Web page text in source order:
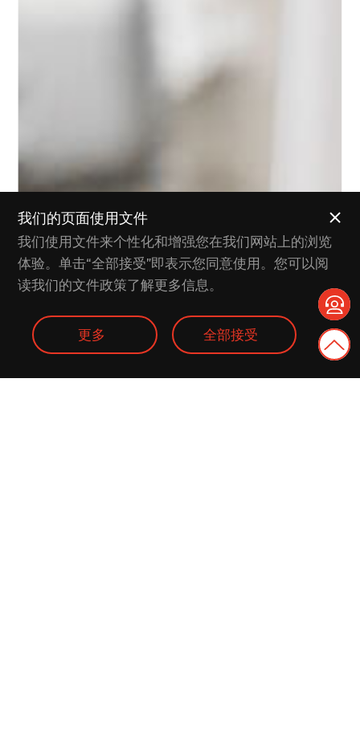
我们的页面使用文件
我们使用文件来个性化和增强您在我们网站上的浏览
体验。单击“全部接受”即表示您同意使用。您可以阅
读我们的文件政策了解更多信息。
更多 全部接受